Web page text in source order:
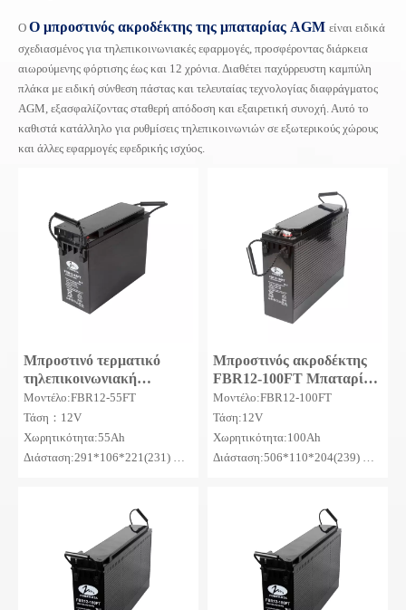
Ο Ο μπροστινός ακροδέκτης της μπαταρίας AGM είναι ειδικά
σχεδιασμένος για τηλεπικοινωνιακές εφαρμογές, προσφέροντας διάρκεια
αιωρούμενης φόρτισης έως και 12 χρόνια. Διαθέτει παχύρρευστη καμπύλη
πλάκα με ειδική σύνθεση πάστας και τελευταίας τεχνολογίας διαφράγματος
AGM, εξασφαλίζοντας σταθερή απόδοση και εξαιρετική συνοχή. Αυτό το
καθιστά κατάλληλο για ρυθμίσεις τηλεπικοινωνιών σε εξωτερικούς χώρους
και άλλες εφαρμογές εφεδρικής ισχύος.
Μπροστινό τερματικό
τηλεπικοινωνιακή
μπαταρία 12V 55Ah AGM
Deep Cycle Battery
Storage Battery for
Communication Systems
Μοντέλο:FBR12-55FT
Τάση：12V
Χωρητικότητα:55Ah
Διάσταση:291*106*221(231)
Μπροστινός ακροδέκτης
FBR12-100FT Μπαταρία
χωρίς συντήρηση
Μοντέλο:FBR12-100FT
Τάση:12V
Χωρητικότητα:100Ah
Διάσταση:506*110*204(239)